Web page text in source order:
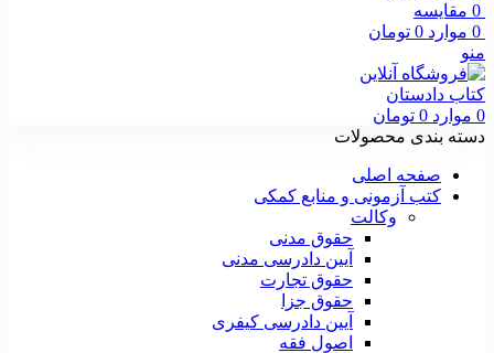
0 مقایسه
0 موارد 0 تومان
منو
0 موارد 0 تومان
دسته بندی محصولات
صفحه اصلی
کتب آزمونی و منابع کمکی
وکالت
حقوق مدنی
آیین دادرسی مدنی
حقوق تجارت
حقوق جزا
آیین دادرسی کیفری
اصول فقه